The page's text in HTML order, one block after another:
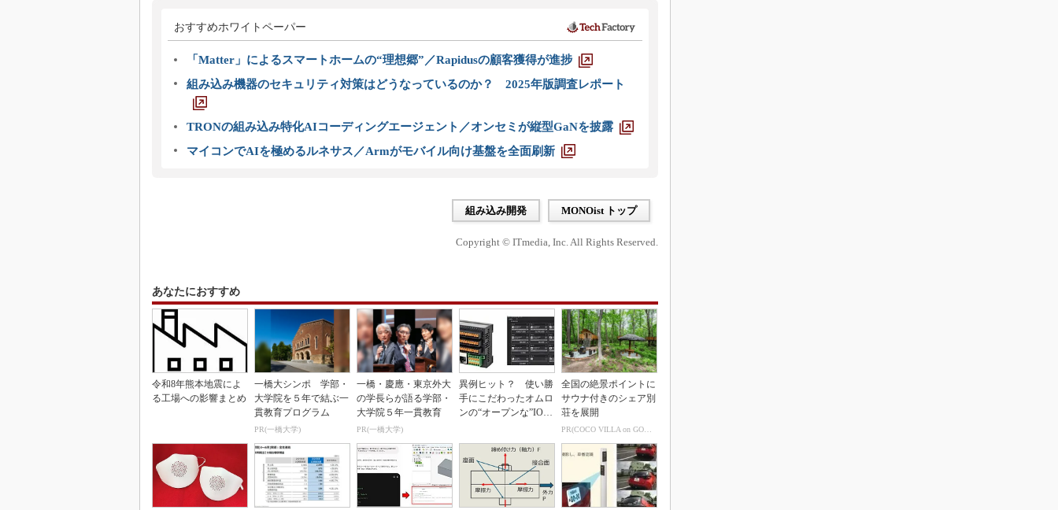
おすすめホワイトペーパー
「Matter」によるスマートホームの“理想郷”／Rapidusの顧客獲得が進捗
組み込み機器のセキュリティ対策はどうなっているのか？ 2025年版調査レポート
TRONの組み込み特化AIコーディングエージェント／オンセミが縦型GaNを披露
マイコンでAIを極めるルネサス／Armがモバイル向け基盤を全面刷新
組み込み開発 MONOist トップ
Copyright © ITmedia, Inc. All Rights Reserved.
あなたにおすすめ
令和8年熊本地震によ
る工場への影響まとめ
一橋大シンポ 学部・
大学院を５年で結ぶ一
貫教育プログラム
PR(一橋大学)
一橋・慶應・東京外大
の学長らが語る学部・
大学院５年一貫教育
PR(一橋大学)
異例ヒット？ 使い勝
手にこだわったオムロ
ンの“オープンな”IO-L
全国の絶景ポイントに
サウナ付きのシェア別
荘を展開
PR(COCO VILLA on GOETHE)